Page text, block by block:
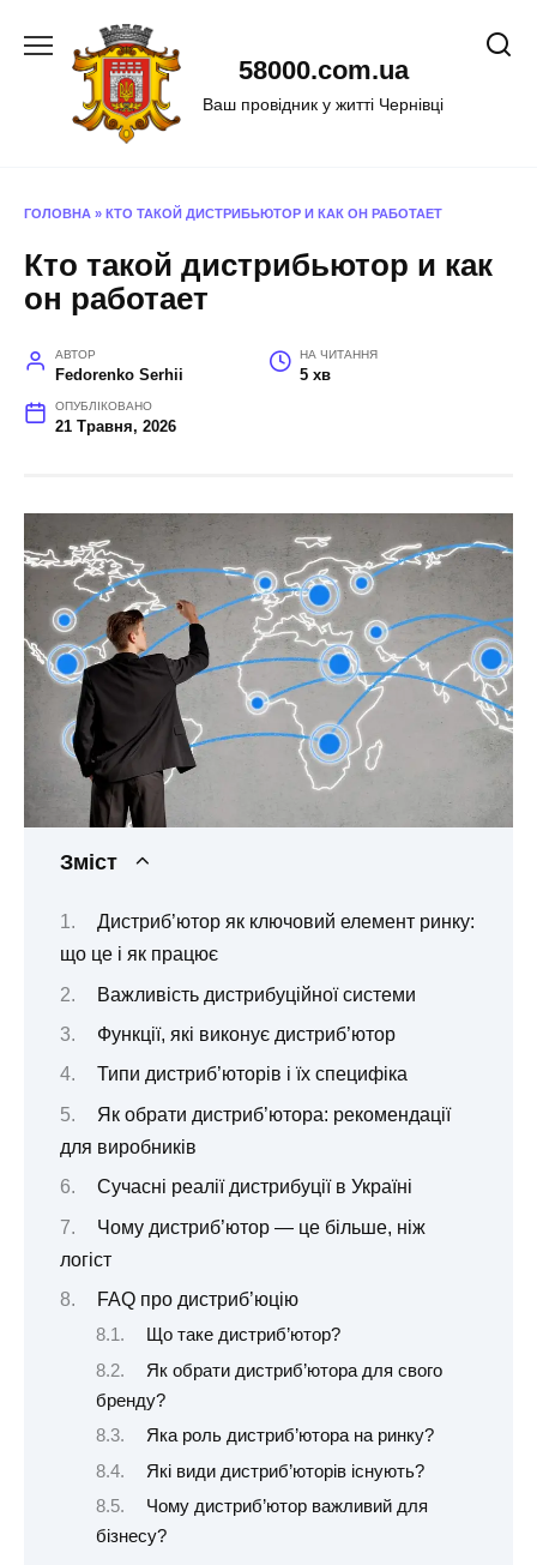
58000.com.ua
Ваш провідник у житті Чернівці
ГОЛОВНА » КТО ТАКОЙ ДИСТРИБЬЮТОР И КАК ОН РАБОТАЕТ
Кто такой дистрибьютор и как
он работает
АВТОР
Fedorenko Serhii
НА ЧИТАННЯ
5 хв
ОПУБЛІКОВАНО
21 Травня, 2026
Зміст
Дистриб’ютор як ключовий елемент ринку:
що це і як працює
Важливість дистрибуційної системи
Функції, які виконує дистриб’ютор
Типи дистриб’юторів і їх специфіка
Як обрати дистриб’ютора: рекомендації
для виробників
Сучасні реалії дистрибуції в Україні
Чому дистриб’ютор — це більше, ніж
логіст
FAQ про дистриб’юцію
Що таке дистриб’ютор?
Як обрати дистриб’ютора для свого
бренду?
Яка роль дистриб’ютора на ринку?
Які види дистриб’юторів існують?
Чому дистриб’ютор важливий для
бізнесу?